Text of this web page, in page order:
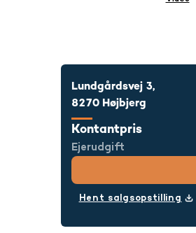
Lundgårdsvej 3,
8270 Højbjerg
Kontantpris
Ejerudgift
Hent salgsopstilling